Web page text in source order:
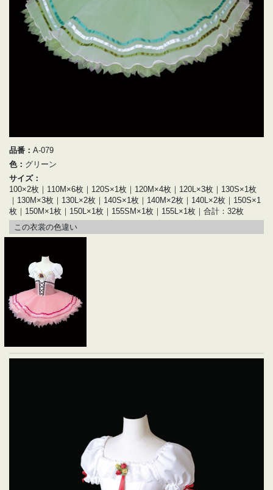
品番： A-079
色： グリーン
サイズ：
100×2枚｜110M×6枚｜120S×1枚｜120M×4枚｜120L×3枚｜130S×1枚
｜130M×3枚｜130L×2枚｜140S×1枚｜140M×2枚｜140L×2枚｜150S×1
枚｜150M×1枚｜150L×1枚｜155SM×1枚｜155L×1枚｜合計：32枚
この衣裳の色違い